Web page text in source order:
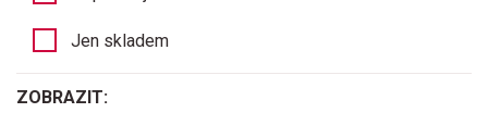
Jen skladem
ZOBRAZIT: